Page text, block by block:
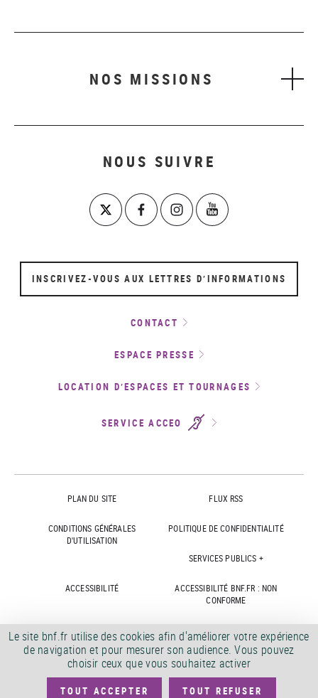
NOS MISSIONS
NOUS SUIVRE
INSCRIVEZ-VOUS AUX LETTRES D’INFORMATIONS
CONTACT
ESPACE PRESSE
LOCATION D’ESPACES ET TOURNAGES
SERVICE ACCEO
PLAN DU SITE FLUX RSS
CONDITIONS GÉNÉRALES
D'UTILISATION
POLITIQUE DE CONFIDENTIALITÉ
SERVICES PUBLICS +
ACCESSIBILITÉ
ACCESSIBILITÉ BNF.FR : NON
CONFORME
MARCHÉS PUBLICS OFFRES D'EMPLOI
DÉMATÉRIALISATION FACTURES CRÉDITS
©
Le site bnf.fr utilise des cookies afin d'améliorer votre expérience
de navigation et pour mesurer son audience. Vous pouvez
choisir ceux que vous souhaitez activer
TOUT ACCEPTER TOUT REFUSER